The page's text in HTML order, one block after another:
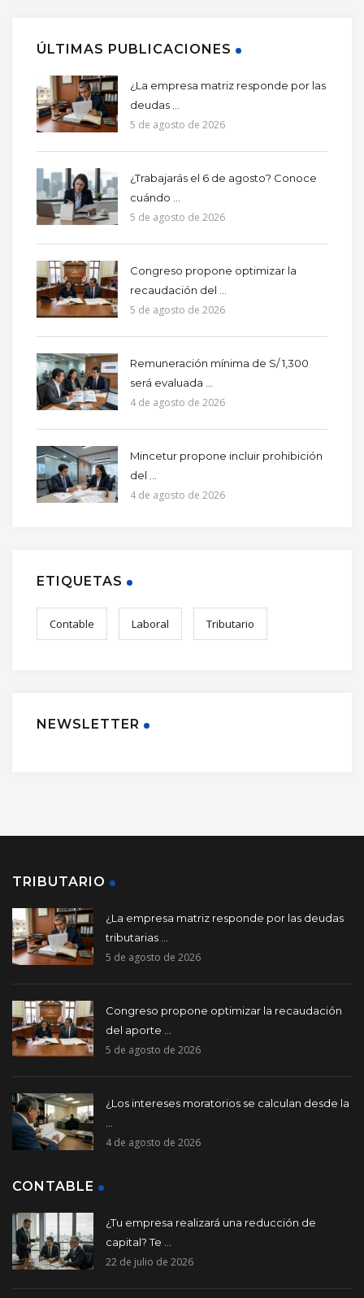
ÚLTIMAS PUBLICACIONES
¿La empresa matriz responde por las
deudas ...
5 de agosto de 2026
¿Trabajarás el 6 de agosto? Conoce
cuándo ...
5 de agosto de 2026
Congreso propone optimizar la
recaudación del ...
5 de agosto de 2026
Remuneración mínima de S/ 1,300
será evaluada ...
4 de agosto de 2026
Mincetur propone incluir prohibición
del ...
4 de agosto de 2026
ETIQUETAS
Contable Laboral Tributario
NEWSLETTER
TRIBUTARIO
¿La empresa matriz responde por las deudas
tributarias ...
5 de agosto de 2026
Congreso propone optimizar la recaudación
del aporte ...
5 de agosto de 2026
¿Los intereses moratorios se calculan desde la
...
4 de agosto de 2026
CONTABLE
¿Tu empresa realizará una reducción de
capital? Te ...
22 de julio de 2026